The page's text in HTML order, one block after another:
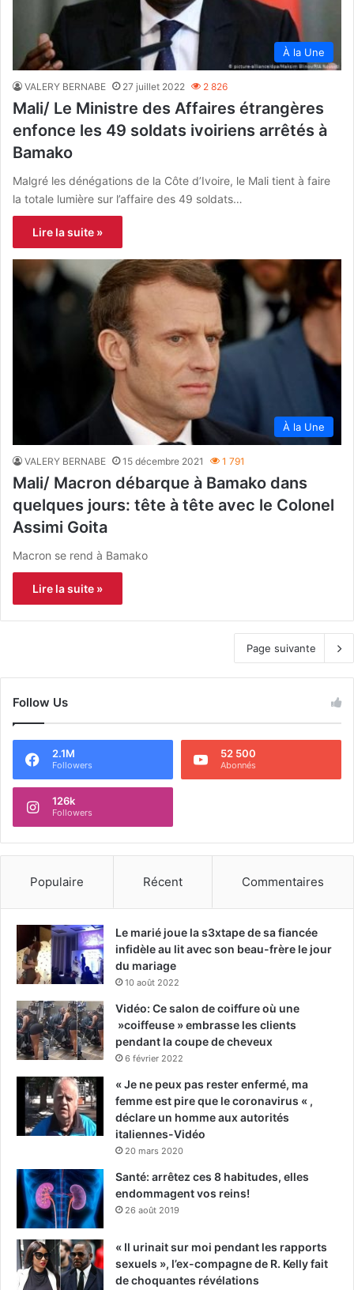
À la Une
VALERY BERNABE 27 juillet 2022 2 826
Mali/ Le Ministre des Affaires étrangères
enfonce les 49 soldats ivoiriens arrêtés à
Bamako
Malgré les dénégations de la Côte d’Ivoire, le Mali tient à faire
la totale lumière sur l’affaire des 49 soldats…
Lire la suite »
À la Une
VALERY BERNABE 15 décembre 2021 1 791
Mali/ Macron débarque à Bamako dans
quelques jours: tête à tête avec le Colonel
Assimi Goita
Macron se rend à Bamako
Lire la suite »
Page suivante
Follow Us
2.1M
Followers
52 500
Abonnés
126k
Followers
Populaire Récent Commentaires
Le marié joue la s3xtape de sa fiancée
infidèle au lit avec son beau-frère le jour
du mariage
10 août 2022
Vidéo: Ce salon de coiffure où une
»coiffeuse » embrasse les clients
pendant la coupe de cheveux
6 février 2022
« Je ne peux pas rester enfermé, ma
femme est pire que le coronavirus « ,
déclare un homme aux autorités
italiennes-Vidéo
20 mars 2020
Santé: arrêtez ces 8 habitudes, elles
endommagent vos reins!
26 août 2019
« Il urinait sur moi pendant les rapports
sexuels », l’ex-compagne de R. Kelly fait
de choquantes révélations